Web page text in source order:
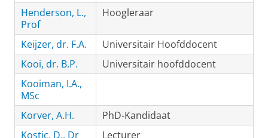
Henderson, L.,
Prof
Hoogleraar
Keijzer, dr. F.A.
Universitair Hoofddocent
Kooi, dr. B.P.
Universitair hoofddocent
Kooiman, I.A.,
MSc
Korver, A.H.
PhD-Kandidaat
Kostic, D., Dr
Lecturer